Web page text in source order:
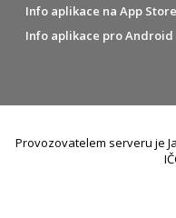
Info aplikace na App Store
Info aplikace pro Android
Provozovatelem serveru je